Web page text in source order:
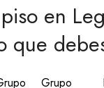
en
que
Grupo